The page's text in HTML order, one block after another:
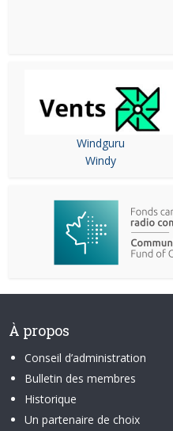
Windguru
Windy
À propos
Conseil d’administration
Bulletin des membres
Historique
Un partenaire de choix